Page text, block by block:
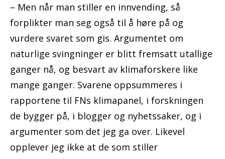
– Men når man stiller en innvending, så
forplikter man seg også til å høre på og
vurdere svaret som gis. Argumentet om
naturlige svingninger er blitt fremsatt utallige
ganger nå, og besvart av klimaforskere like
mange ganger. Svarene oppsummeres i
rapportene til FNs klimapanel, i forskningen
de bygger på, i blogger og nyhetssaker, og i
argumenter som det jeg ga over. Likevel
opplever jeg ikke at de som stiller